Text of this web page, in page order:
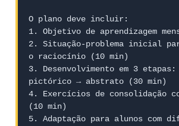
O plano deve incluir:
1. Objetivo de aprendizagem
2. Situação-problema inicial
o raciocínio (10 min)
3. Desenvolvimento em 3
pictórico → abstrato (30 min)
4. Exercícios de consolidação
(10 min)
5. Adaptação para alunos com